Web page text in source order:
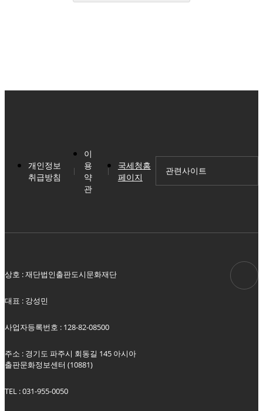
개인정보
취급방침
이
용
약
관
국세청홈
페이지
관련사이트
상호 : 재단법인출판도시문화재단
대표 : 강성민
사업자등록번호 : 128-82-08500
주소 : 경기도 파주시 회동길 145 아시아
출판문화정보센터 (10881)
TEL : 031-955-0050